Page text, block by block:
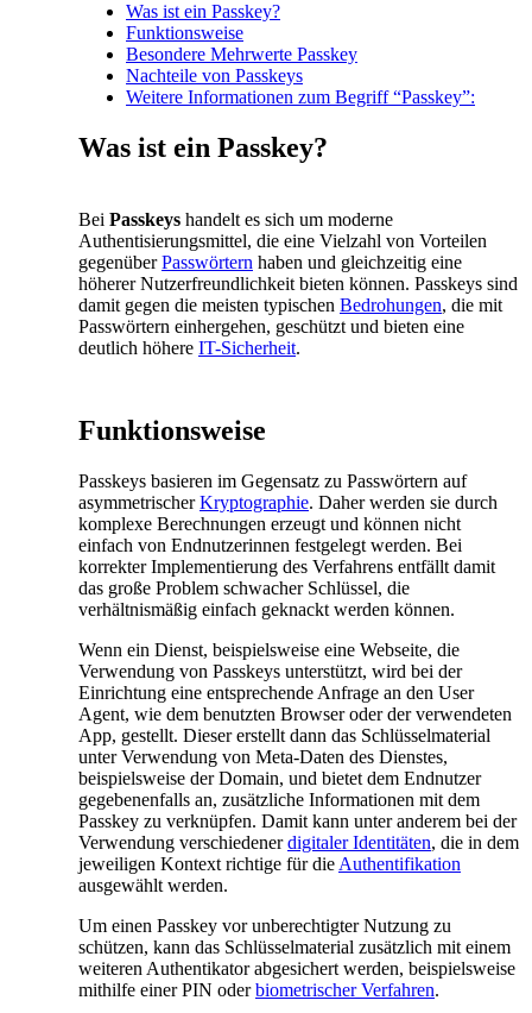
Was ist ein Passkey?
Funktionsweise
Besondere Mehrwerte Passkey
Nachteile von Passkeys
Weitere Informationen zum Begriff “Passkey”:
Was ist ein Passkey?
Bei Passkeys handelt es sich um moderne
Authentisierungsmittel, die eine Vielzahl von Vorteilen
gegenüberPasswörtern haben und gleichzeitig eine
höherer Nutzerfreundlichkeit bieten können. Passkeys sind
damit gegen die meisten typischen Bedrohungen, die mit
Passwörtern einhergehen, geschützt und bieten eine
deutlich höhere IT-Sicherheit.
Funktionsweise
Passkeys basieren im Gegensatz zu Passwörtern auf
asymmetrischerKryptographie. Daher werden sie durch
komplexe Berechnungen erzeugt und können nicht
einfach von Endnutzerinnen festgelegt werden. Bei
korrekter Implementierung des Verfahrens entfällt damit
das große Problem schwacher Schlüssel, die
verhältnismäßig einfach geknackt werden können.
Wenn ein Dienst, beispielsweise eine Webseite, die
Verwendung von Passkeys unterstützt, wird bei der
Einrichtung eine entsprechende Anfrage an den User
Agent, wie dem benutzten Browser oder der verwendeten
App, gestellt. Dieser erstellt dann das Schlüsselmaterial
unter Verwendung von Meta-Daten des Dienstes,
beispielsweise der Domain, und bietet dem Endnutzer
gegebenenfalls an, zusätzliche Informationen mit dem
Passkey zu verknüpfen. Damit kann unter anderem bei der
Verwendung verschiedenerdigitaler Identitäten, die in dem
jeweiligen Kontext richtige für die Authentifikation
ausgewählt werden.
Um einen Passkey vor unberechtigter Nutzung zu
schützen, kann das Schlüsselmaterial zusätzlich mit einem
weiteren Authentikator abgesichert werden, beispielsweise
mithilfe einer PIN oderbiometrischer Verfahren.